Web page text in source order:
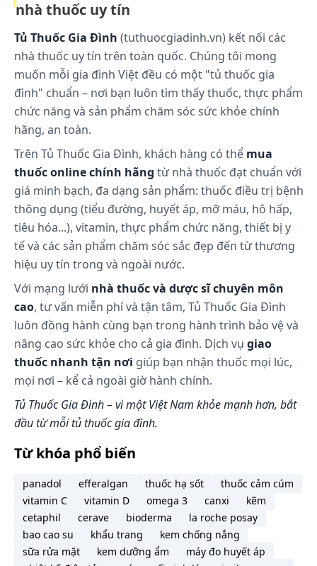
các thử nghiệm lâm sàng, không tìm thấy được
nồng độ adapalen trong huyết tương ở mức có thể
đo được khi sử dụng dài hạn trên một vùng da
rộng bị mụn trứng cá với mức độ nhạy cảm phân
tích là 0,15 ng/ml. Do đó, không thể xác định các
thông số dược động học về sinh khả dụng của
adapalen khi bôi ngoài da.
Cách dùng và liều dùng:
Cách dùng
TazoretinGel dùng bôi lớp mỏng lên vùng da bệnh
sau khi đã rửa sạch và lau khô.
Liều dùng
Thoa một lớp mỏng Tazoretin Gel 0.3% lên mặt
hoặc bất kỳ vùng da cần điều trị mỗi ngày một lần
vào buổi tối, sau khi rửa nhẹ nhàng vùng da đó
bằng xà phòng không có tác dụng điều trị. Tránh
thoa lên vùng da xung quanh mắt, môi và niêm
mạc.
Có thể xuất hiện thoáng qua cảm giác nóng hoặc
hơi cay ngay sau khi sử dụng Tazoretin Gel 0.3%.
Trong thời gian sử dụng thuốc, bệnh nhân nên
tránh để vùng da bôi thuốc tiếp xúc với ánh nắng
mặt trời. Có thể bôi kem dưỡng ẩm để làm giảm
khô da hoặc kích ứng.
Nếu hiệu quả điều trị không rõ ràng sau 12 tuần
điều trị, nên đánh giá lại liệu pháp điều trị.
Chỉ sử dụng tại chỗ. Không dùng nhỏ mắt, uống
hoặc dùng đường âm đạo.
nhà thuốc uy tín
Tủ Thuốc Gia Đình (tuthuocgiadinh.vn) kết nối các
nhà thuốc uy tín trên toàn quốc. Chúng tôi mong
muốn mỗi gia đình Việt đều có một "tủ thuốc gia
đình" chuẩn – nơi bạn luôn tìm thấy thuốc, thực phẩm
chức năng và sản phẩm chăm sóc sức khỏe chính
hãng, an toàn.
Trên Tủ Thuốc Gia Đình, khách hàng có thể mua
thuốc online chính hãng từ nhà thuốc đạt chuẩn với
giá minh bạch, đa dạng sản phẩm: thuốc điều trị bệnh
thông dụng (tiểu đường, huyết áp, mỡ máu, hô hấp,
tiêu hóa...), vitamin, thực phẩm chức năng, thiết bị y
tế và các sản phẩm chăm sóc sắc đẹp đến từ thương
hiệu uy tín trong và ngoài nước.
Với mạng lưới nhà thuốc và dược sĩ chuyên môn
cao, tư vấn miễn phí và tận tâm, Tủ Thuốc Gia Đình
luôn đồng hành cùng bạn trong hành trình bảo vệ và
nâng cao sức khỏe cho cả gia đình. Dịch vụ giao
thuốc nhanh tận nơi giúp bạn nhận thuốc mọi lúc,
mọi nơi – kể cả ngoài giờ hành chính.
Tủ Thuốc Gia Đình – vì một Việt Nam khỏe mạnh hơn, bắt
đầu từ mỗi tủ thuốc gia đình.
Từ khóa phổ biến
panadol efferalgan thuốc hạ sốt
thuốc cảm cúm
vitamin C
vitamin D omega 3 canxi
kẽm
cetaphil
cerave bioderma
la roche posay
bao cao su
khẩu trang
kem chống nắng
sữa rửa mặt
kem dưỡng ẩm
máy đo huyết áp